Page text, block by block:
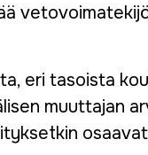
eri tasoista
muuttajan